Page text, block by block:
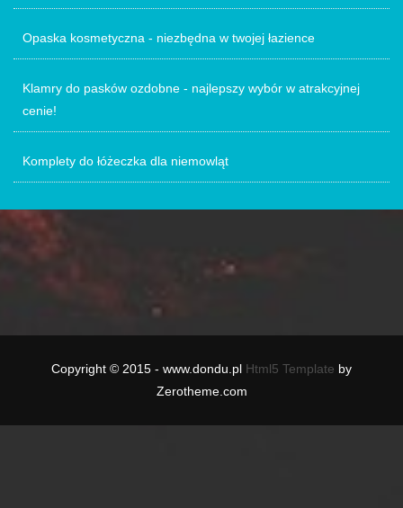
Opaska kosmetyczna - niezbędna w twojej łazience
Klamry do pasków ozdobne - najlepszy wybór w atrakcyjnej
cenie!
Komplety do łóżeczka dla niemowląt
Copyright © 2015 - www.dondu.pl Html5 Template by
Zerotheme.com